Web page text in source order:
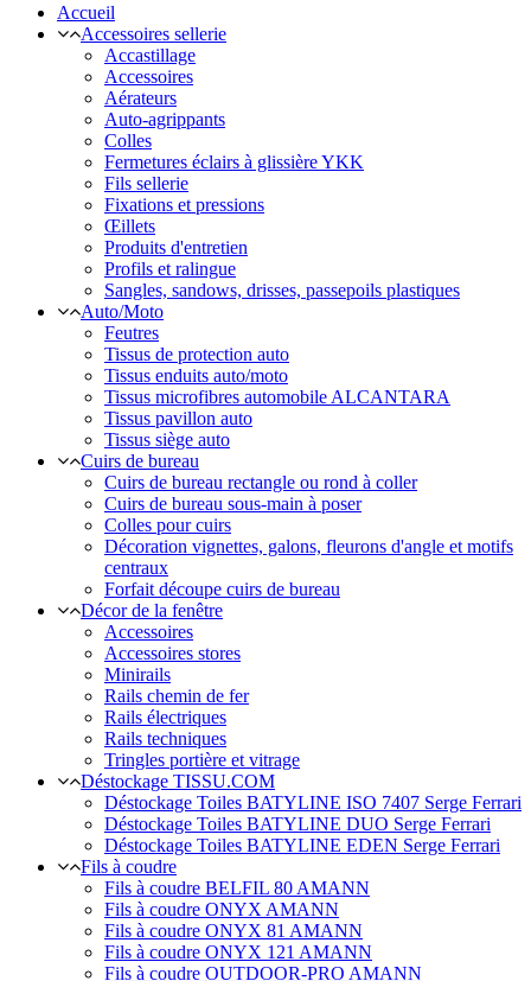
Accueil
Accessoires sellerie
Accastillage
Accessoires
Aérateurs
Auto-agrippants
Colles
Fermetures éclairs à glissière YKK
Fils sellerie
Fixations et pressions
Œillets
Produits d'entretien
Profils et ralingue
Sangles, sandows, drisses, passepoils plastiques
Auto/Moto
Feutres
Tissus de protection auto
Tissus enduits auto/moto
Tissus microfibres automobile ALCANTARA
Tissus pavillon auto
Tissus siège auto
Cuirs de bureau
Cuirs de bureau rectangle ou rond à coller
Cuirs de bureau sous-main à poser
Colles pour cuirs
Décoration vignettes, galons, fleurons d'angle et motifs
centraux
Forfait découpe cuirs de bureau
Décor de la fenêtre
Accessoires
Accessoires stores
Minirails
Rails chemin de fer
Rails électriques
Rails techniques
Tringles portière et vitrage
Déstockage TISSU.COM
Déstockage Toiles BATYLINE ISO 7407 Serge Ferrari
Déstockage Toiles BATYLINE DUO Serge Ferrari
Déstockage Toiles BATYLINE EDEN Serge Ferrari
Fils à coudre
Fils à coudre BELFIL 80 AMANN
Fils à coudre ONYX AMANN
Fils à coudre ONYX 81 AMANN
Fils à coudre ONYX 121 AMANN
Fils à coudre OUTDOOR-PRO AMANN